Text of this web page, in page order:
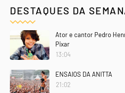
DESTAQUES DA
Ator e cantor Pedro
Pixar
13:04
ENSAIOS DA ANITTA
21:02